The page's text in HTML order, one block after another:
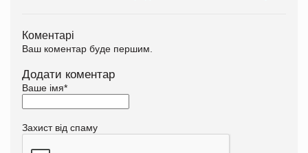
Коментарі
Ваш коментар буде першим.
Додати коментар
Ваше імя*
Захист від спаму